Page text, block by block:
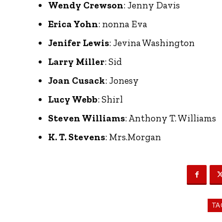
Wendy Crewson: Jenny Davis
Erica Yohn: nonna Eva
Jenifer Lewis: Jevina Washington
Larry Miller: Sid
Joan Cusack: Jonesy
Lucy Webb: Shirl
Steven Williams: Anthony T. Williams
K. T. Stevens: Mrs.Morgan